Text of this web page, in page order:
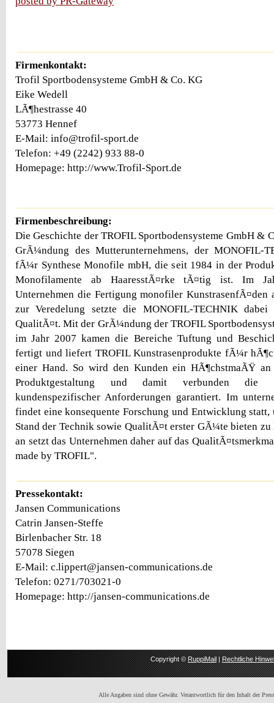
Firmenkontakt:
Trofil Sportbodensysteme GmbH & Co. KG
Eike Wedell
LÃ¶hestrasse 40
53773 Hennef
E-Mail: info@trofil-sport.de
Telefon: +49 (2242) 933 88-0
Homepage: http://www.Trofil-Sport.de
Firmenbeschreibung:
Die Geschichte der TROFIL Sportbodensysteme GmbH &
GrÃ¼ndung des Mutterunternehmens, der MONOFIL-
fÃ¼r Synthese Monofile mbH, die seit 1984 in der
Monofilamente ab HaaresstÃ¤rke tÃ¤tig ist. Im
Unternehmen die Fertigung monofiler KunstrasenfÃ¤den
zur Veredelung setzte die MONOFIL-TECHNIK
QualitÃ¤t. Mit der GrÃ¼ndung der TROFIL
im Jahr 2007 kamen die Bereiche Tuftung und
fertigt und liefert TROFIL Kunstrasenprodukte fÃ¼r
einer Hand. So wird den Kunden ein HÃ¶chstmaÃŸ
Produktgestaltung und damit verbunden die
kundenspezifischer Anforderungen garantiert. Im
findet eine konsequente Forschung und Entwicklung statt,
Stand der Technik sowie QualitÃ¤t erster GÃ¼te bieten
an setzt das Unternehmen daher auf das
made by TROFIL".
Pressekontakt:
Jansen Communications
Catrin Jansen-Steffe
Birlenbacher Str. 18
57078 Siegen
E-Mail: c.lippert@jansen-communications.de
Telefon: 0271/703021-0
Homepage: http://jansen-communications.de
Copyright ©RuppiMail|Rechtliche
Alle Angaben sind ohne Gewähr. Verantwortlich für den Inhalt der